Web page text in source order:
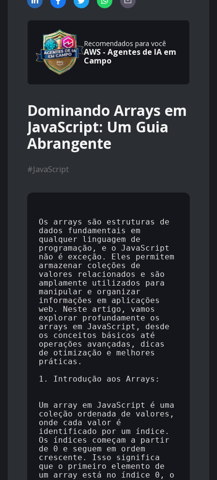
Recomendados para você
AWS - Agentes de IA em
Campo
Dominando Arrays em
JavaScript: Um Guia
Abrangente
#JavaScript
Os arrays são estruturas de
dados fundamentais em
qualquer linguagem de
programação, e o JavaScript
não é exceção. Eles permitem
armazenar coleções de
valores relacionados e são
amplamente utilizados para
manipular e organizar
informações em aplicações
web. Neste artigo, vamos
explorar profundamente os
arrays em JavaScript, desde
os conceitos básicos até
operações avançadas, dicas
de otimização e melhores
práticas.
1. Introdução aos Arrays:
Um array em JavaScript é uma
coleção ordenada de valores,
onde cada valor é
identificado por um índice.
Os índices começam a partir
de 0 e seguem em ordem
crescente. Isso significa
que o primeiro elemento de
um array está no índice 0, o